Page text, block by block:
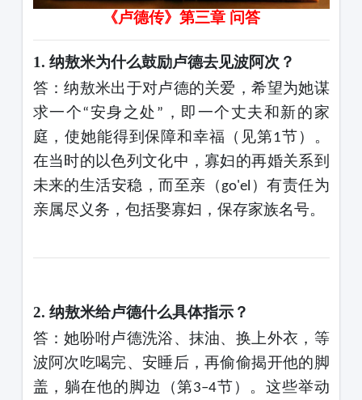
《卢德传》 第三章 问答
1. 纳敖米为什么鼓励卢德去见波阿次？
答：纳敖米出于对卢德的关爱，希望为她谋
求一个“安身之处 ” ，即一个丈夫和新的家
庭，使她能得到保障和幸福（见第1节）。
在当时的以色列文化中，寡妇的再婚关系到
未来的生活安稳，而至亲（ go'el ）有责任为
亲属尽义务，包括娶寡妇，保存家族名号。
2. 纳敖米给卢德什么具体指示？
答：她吩咐卢德洗浴、抹油、换上外衣，等
波阿次吃喝完、安睡后，再偷偷揭开他的脚
盖，躺在他的脚边（第3–4节）。这些举动